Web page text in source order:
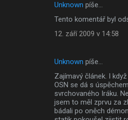
Unknown píše…
Tento komentář byl
12. září 2009 v 14:58
Unknown píše…
Zajímavý článek. I
OSN se dá s
svrchovaného Iráku.
jsem to měl zprvu za
bádali po oněch